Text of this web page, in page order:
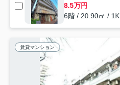
8.5万円
6階 / 20.90㎡ / 1K
賃貸マンション